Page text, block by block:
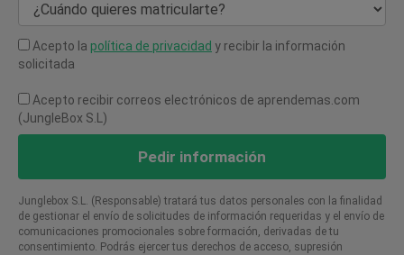
¿Cuándo quieres matricularte?
Acepto la política de privacidad y recibir la información
solicitada
Acepto recibir correos electrónicos de aprendemas.com
(JungleBox S.L)
Pedir información
Junglebox S.L. (Responsable) tratará tus datos personales con la finalidad
de gestionar el envío de solicitudes de información requeridas y el envío de
comunicaciones promocionales sobre formación, derivadas de tu
consentimiento. Podrás ejercer tus derechos de acceso, supresión